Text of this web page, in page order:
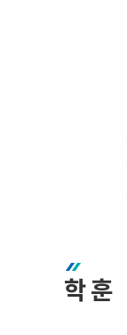
학 훈